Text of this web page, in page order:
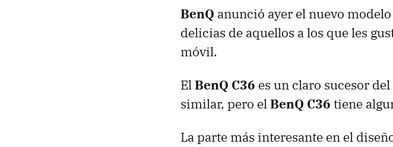
BenQ anunció ayer el nuevo modelo
delicias de aquellos a los que les
móvil.
ElBenQ C36 es un claro sucesor del
similar, pero elBenQ C36 tiene
La parte más interesante en el